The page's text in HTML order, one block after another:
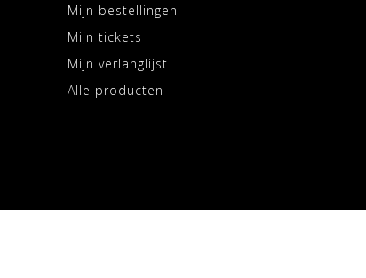
Mijn bestellingen
Mijn tickets
Mijn verlanglijst
Alle producten